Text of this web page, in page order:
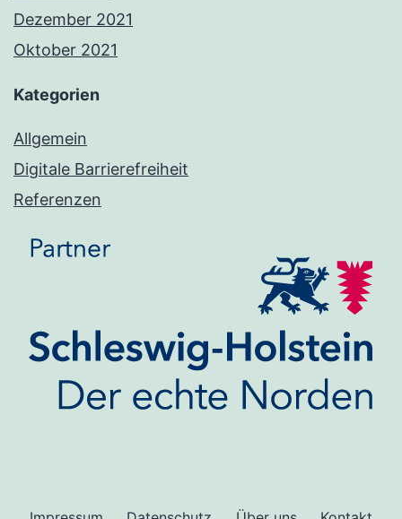
Dezember 2021
Oktober 2021
Kategorien
Allgemein
Digitale Barrierefreiheit
Referenzen